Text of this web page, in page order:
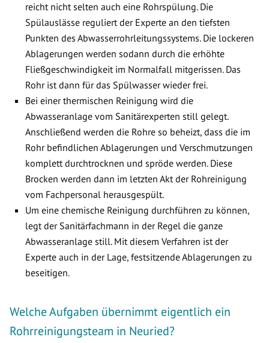
reicht nicht selten auch eine Rohrspülung. Die
Spülauslässe reguliert der Experte an den tiefsten
Punkten des Abwasserrohrleitungssystems. Die lockeren
Ablagerungen werden sodann durch die erhöhte
Fließgeschwindigkeit im Normalfall mitgerissen. Das
Rohr ist dann für das Spülwasser wieder frei.
Bei einer thermischen Reinigung wird die
Abwasseranlage vom Sanitärexperten still gelegt.
Anschließend werden die Rohre so beheizt, dass die im
Rohr befindlichen Ablagerungen und Verschmutzungen
komplett durchtrocknen und spröde werden. Diese
Brocken werden dann im letzten Akt der Rohreinigung
vom Fachpersonal herausgespült.
Um eine chemische Reinigung durchführen zu können,
legt der Sanitärfachmann in der Regel die ganze
Abwasseranlage still. Mit diesem Verfahren ist der
Experte auch in der Lage, festsitzende Ablagerungen zu
beseitigen.
Welche Aufgaben übernimmt eigentlich ein
Rohrreinigungsteam in Neuried?